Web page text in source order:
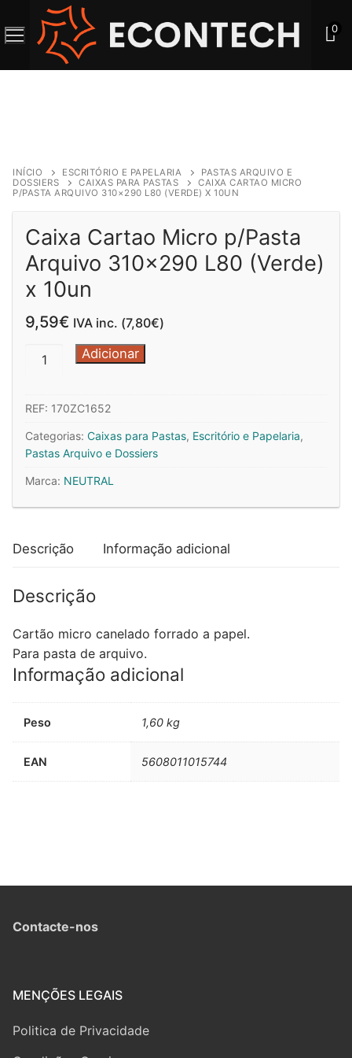
para
o
conteúdo
0
INÍCIO ESCRITÓRIO E PAPELARIA
PASTAS ARQUIVO E
DOSSIERS
CAIXAS PARA PASTAS
CAIXA CARTAO MICRO
P/PASTA ARQUIVO 310×290 L80 (VERDE) X 10UN
Caixa Cartao Micro p/Pasta
Arquivo 310×290 L80 (Verde)
x 10un
9,59€ IVA inc. (7,80€)
Quantidade
Cartao
Micro
p/Pasta
310x290
L80
x
Adicionar
REF: 170ZC1652
Categorias: Caixas para Pastas, Escritório e Papelaria,
Pastas Arquivo e Dossiers
Marca: NEUTRAL
Descrição Informação adicional
Descrição
Cartão micro canelado forrado a papel.
Para pasta de arquivo.
Informação adicional
Peso 1,60 kg
EAN 5608011015744
Contacte-nos
MENÇÕES LEGAIS
Politica de Privacidade